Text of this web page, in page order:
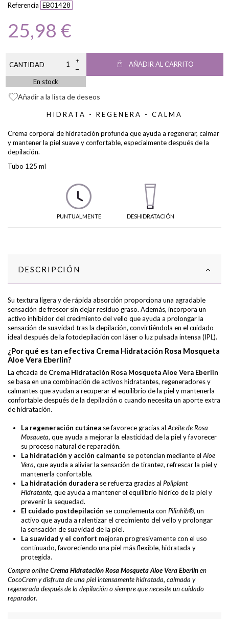
Referencia EB01428
25,98 €
CANTIDAD AÑADIR AL CARRITO
En stock
Añadir a la lista de deseos
HIDRATA - REGENERA - CALMA
Crema corporal de hidratación profunda que ayuda a regenerar, calmar
y mantener la piel suave y confortable, especialmente después de la
depilación.
Tubo 125 ml
PUNTUALMENTE DESHIDRATACIÓN
DESCRIPCIÓN
Su textura ligera y de rápida absorción proporciona una agradable
sensación de frescor sin dejar residuo graso. Además, incorpora un
activo inhibidor del crecimiento del vello que ayuda a prolongar la
sensación de suavidad tras la depilación, convirtiéndola en el cuidado
ideal después de la fotodepilación con láser o luz pulsada intensa (IPL).
¿Por qué es tan efectiva Crema Hidratación Rosa Mosqueta
Aloe Vera Eberlin?
La eficacia de Crema Hidratación Rosa Mosqueta Aloe Vera Eberlin
se basa en una combinación de activos hidratantes, regeneradores y
calmantes que ayudan a recuperar el equilibrio de la piel y mantenerla
confortable después de la depilación o cuando necesita un aporte extra
de hidratación.
La regeneración cutánea se favorece gracias al Aceite de Rosa
Mosqueta, que ayuda a mejorar la elasticidad de la piel y favorecer
su proceso natural de reparación.
La hidratación y acción calmante se potencian mediante el Aloe
Vera, que ayuda a aliviar la sensación de tirantez, refrescar la piel y
mantenerla confortable.
La hidratación duradera se refuerza gracias al Poliplant
Hidratante, que ayuda a mantener el equilibrio hídrico de la piel y
prevenir la sequedad.
El cuidado postdepilación se complementa con Pilinhib®, un
activo que ayuda a ralentizar el crecimiento del vello y prolongar
la sensación de suavidad de la piel.
La suavidad y el confort mejoran progresivamente con el uso
continuado, favoreciendo una piel más flexible, hidratada y
protegida.
Compra onlineCrema Hidratación Rosa Mosqueta Aloe Vera Eberlinen
CocoCrem y disfruta de una piel intensamente hidratada, calmada y
regenerada después de la depilación o siempre que necesite un cuidado
reparador.